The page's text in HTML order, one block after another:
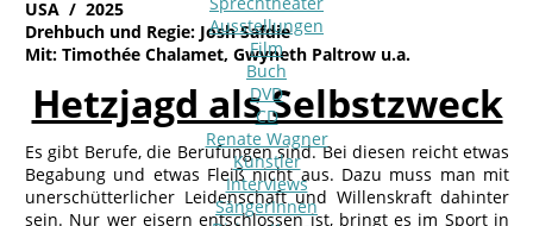
Ausstellungen
Film
Buch
DVD
CD
Renate Wagner
Künstler
Interviews
SängerInnen
USA / 2025
Drehbuch und Regie: Josh Safdie
Mit: Timothée Chalamet, Gwyneth Paltrow u.a.
Hetzjagd als Selbstzweck
Es gibt Berufe, die Berufungen sind. Bei diesen reicht etwas
Begabung und etwas Fleiß nicht aus. Dazu muss man mit
unerschütterlicher Leidenschaft und Willenskraft dahinter
sein. Nur wer eisern entschlossen ist, bringt es im Sport in